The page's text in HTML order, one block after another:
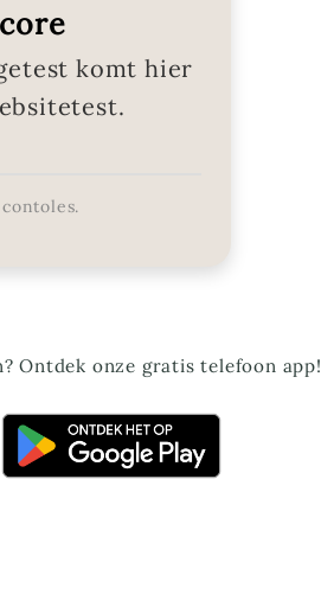
komt hier
contoles.
Ontdek onze gratis telefoon app!